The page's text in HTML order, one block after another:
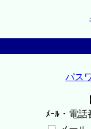
パス
ﾒｰﾙ・電話